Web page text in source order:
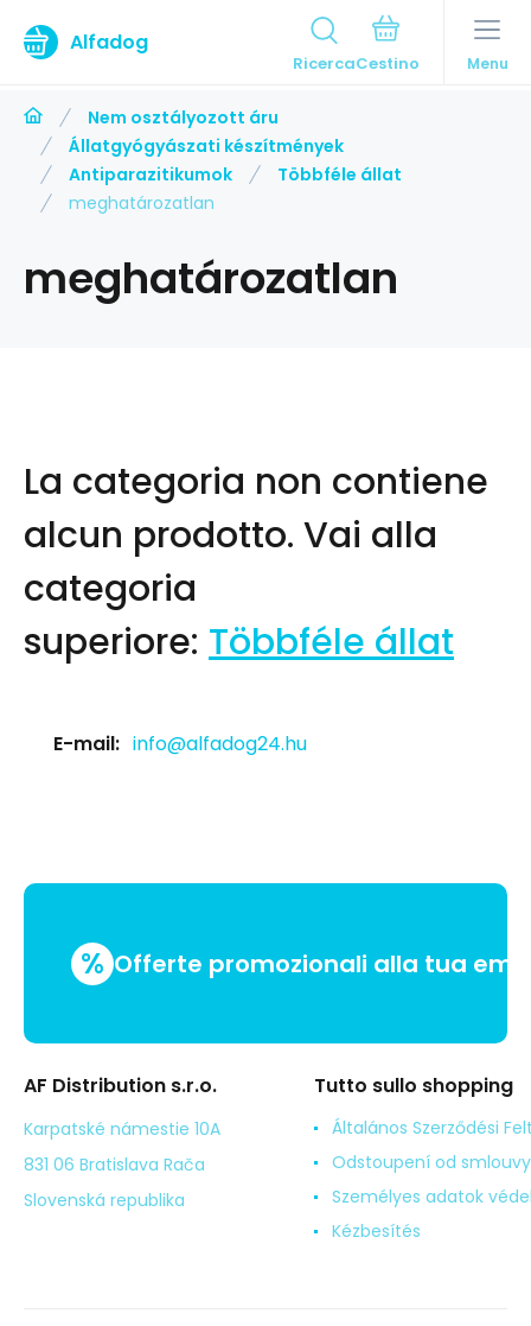
Alfadog
Ricerca Menu
Nem osztályozott áru
Állatgyógyászati készítmények
Antiparazitikumok
Többféle állat
meghatározatlan
meghatározatlan
La categoria non contiene
alcun prodotto. Vai alla
categoria
superiore: Többféle állat
E-mail: info@alfadog24.hu
% Offerte promozionali alla tua
AF Distribution s.r.o.
Karpatské námestie 10A
831 06 Bratislava Rača
Slovenská republika
Tutto sullo shopping
Általános Szerződési
Odstoupení od smlouvy
Személyes adatok
Kézbesítés